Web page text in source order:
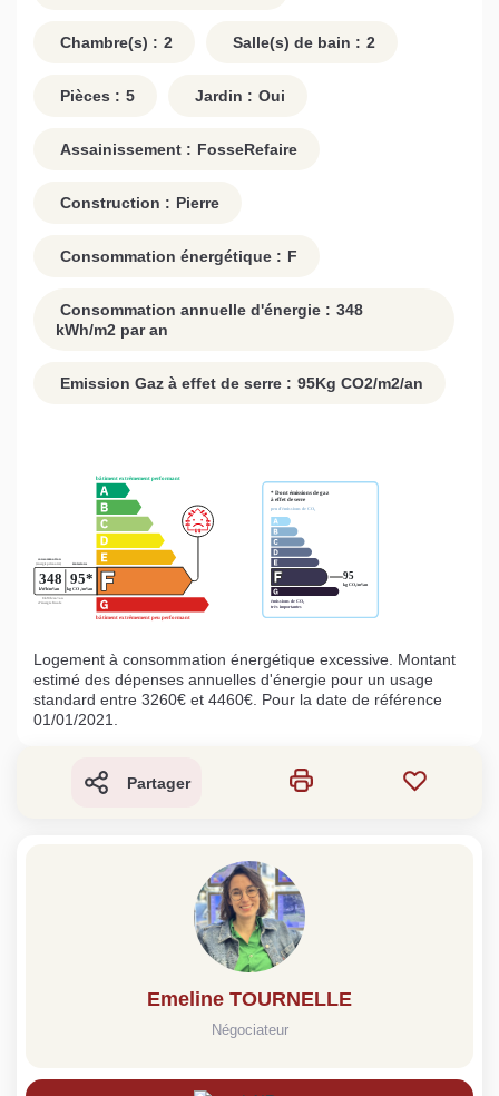
Chambre(s) : 2 Salle(s) de bain : 2
Pièces : 5 Jardin : Oui
Assainissement : FosseRefaire
Construction : Pierre
Consommation énergétique : F
Consommation annuelle d'énergie : 348
kWh/m2 par an
Emission Gaz à effet de serre : 95Kg CO2/m2/an
Logement à consommation énergétique excessive. Montant
estimé des dépenses annuelles d'énergie pour un usage
standard entre 3260€ et 4460€. Pour la date de référence
01/01/2021.
Partager
Emeline TOURNELLE
Négociateur